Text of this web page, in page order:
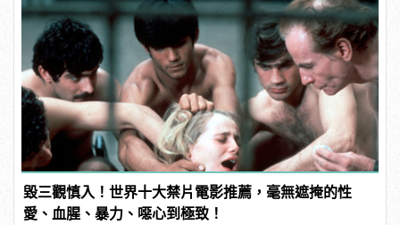
毀三觀慎入！世界十大禁片電影推薦，毫無遮掩的性
愛、血腥、暴力、噁心到極致！